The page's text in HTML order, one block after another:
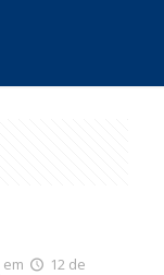
em
12 de